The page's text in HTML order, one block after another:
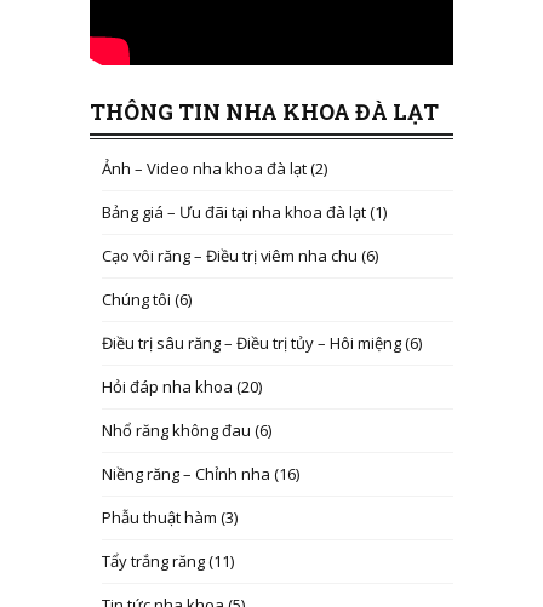
THÔNG TIN NHA KHOA ĐÀ LẠT
Ảnh – Video nha khoa đà lạt(2)
Bảng giá – Ưu đãi tại nha khoa đà lạt(1)
Cạo vôi răng – Điều trị viêm nha chu (6)
Chúng tôi (6)
Điều trị sâu răng – Điều trị tủy – Hôi miệng(6)
Hỏi đáp nha khoa (20)
Nhổ răng không đau (6)
Niềng răng – Chỉnh nha (16)
Phẫu thuật hàm (3)
Tẩy trắng răng(11)